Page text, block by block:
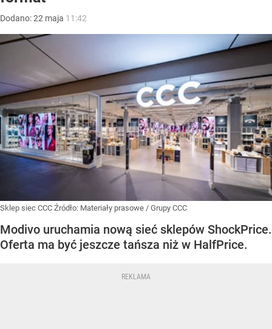
Dodano:22 maja 11:42
Sklep siec CCC Źródło: Materiały prasowe / Grupy CCC
Modivo uruchamia nową sieć sklepów ShockPrice.
Oferta ma być jeszcze tańsza niż w HalfPrice.